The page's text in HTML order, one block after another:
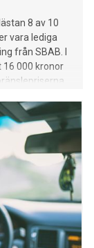
8 av 10
vara lediga
från SBAB. I
000 kronor
följd av detta.
eller flyger